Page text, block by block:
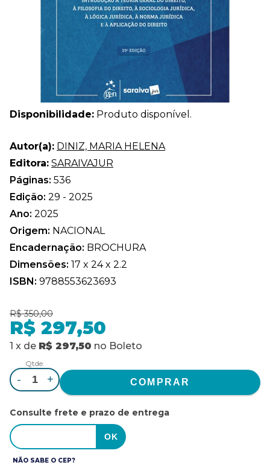
Disponibilidade: Produto disponível.
Autor(a): DINIZ, MARIA HELENA
Editora: SARAIVAJUR
Páginas: 536
Edição: 29 - 2025
Ano: 2025
Origem: NACIONAL
Encadernação: BROCHURA
Dimensões: 17 x 24 x 2.2
ISBN: 9788553623693
R$ 350,00
R$ 297,50
1 x de R$ 297,50 no Boleto
Qtde.
- +
Consulte frete e prazo de entrega
NÃO SABE O CEP?